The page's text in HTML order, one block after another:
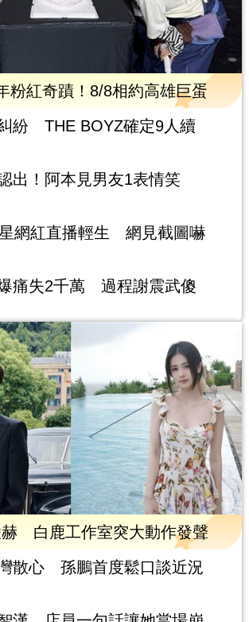
粉紅奇蹟！8/8相約高雄巨蛋
紛 THE BOYZ確定9人續
出！阿本見男友1表情笑
網紅直播輕生 網見截圖嚇
痛失2千萬 過程謝震武傻
白鹿工作室突大動作發聲
散心 孫鵬首度鬆口談近況